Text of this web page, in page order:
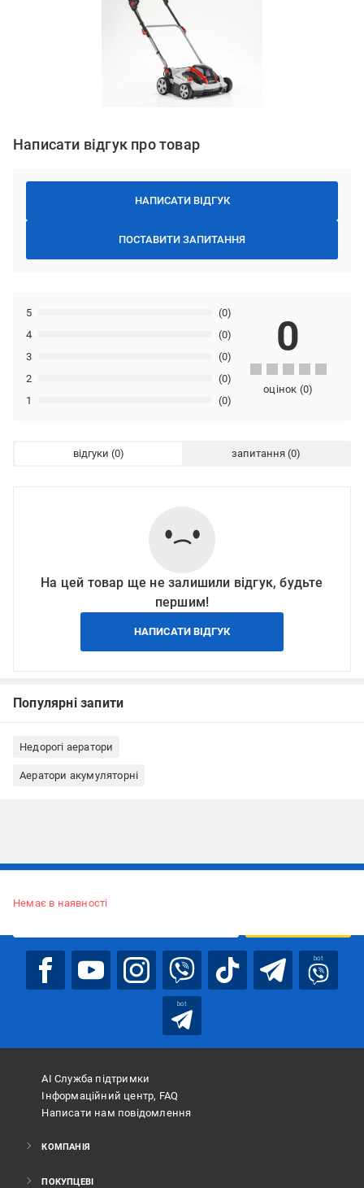
Написати відгук про товар
НАПИСАТИ ВІДГУК
ПОСТАВИТИ ЗАПИТАННЯ
1 (0)
2 (0)
3 (0)
4 (0)
5 (0)
0
оцінок (0)
відгуки запитання
На цей товар ще не залишили відгук, будьте
першим!
НАПИСАТИ ВІДГУК
Популярні запити
Недорогі аератори
Аератори акумуляторні
Немає в наявності
bot
bot
АІ Служба підтримки
Інформаційний центр, FAQ
Написати нам повідомлення
КОМПАНІЯ
ПОКУПЦЕВІ